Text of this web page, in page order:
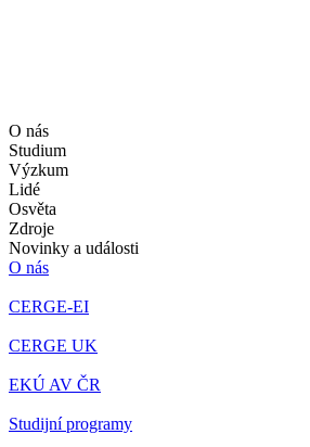
O nás
Studium
Výzkum
Lidé
Osvěta
Zdroje
Novinky a události
O nás
CERGE-EI
CERGE UK
EKÚ AV ČR
Studijní programy